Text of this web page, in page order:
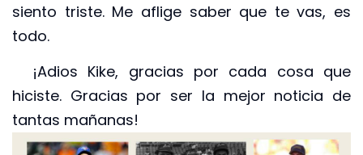
siento triste. Me aflige saber que te vas, es
todo.
¡Adios Kike, gracias por cada cosa que
hiciste. Gracias por ser la mejor noticia de
tantas mañanas!